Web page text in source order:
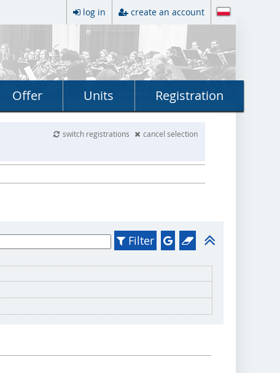
log in create an account
Offer Units Registration
switch registrations
cancel selection
Filter